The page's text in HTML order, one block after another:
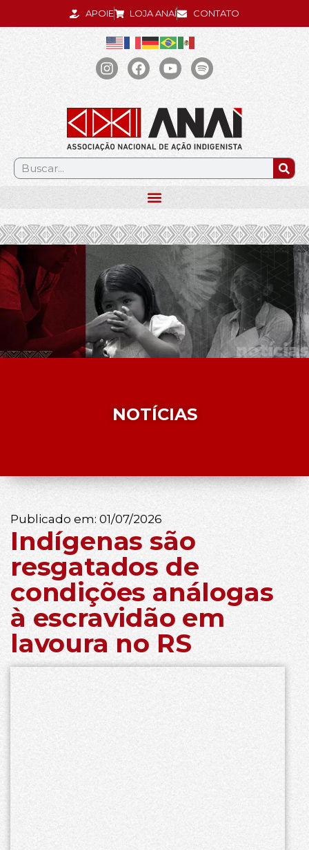
APOIE LOJA ANAÍ CONTATO
.
NOTÍCIAS
Publicado em: 01/07/2026
Indígenas são
resgatados de
condições análogas
à escravidão em
lavoura no RS